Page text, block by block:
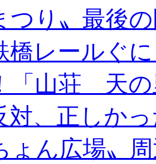
つり〟最後
橋レールぐ
「山荘 天の
対、正しか
ょん広場〟